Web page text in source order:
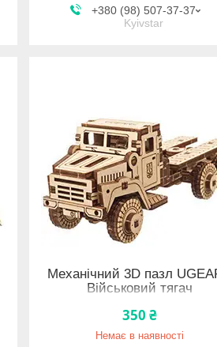
+380 (98) 507-37-37
Kyivstar
Механічний 3D пазл
Військовий тягач
350 ₴
Немає в наявності